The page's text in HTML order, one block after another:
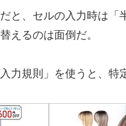
と、セルの入力時は「
えるのは面倒だ。
力規則」を使うと、特